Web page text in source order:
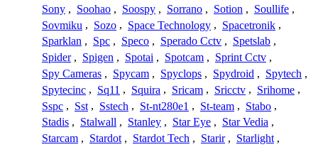
Sony , Soohao , Soospy , Sorrano , Sotion , Soullife ,
Sovmiku , Sozo , Space Technology , Spacetronik ,
Sparklan , Spc , Speco , Sperado Cctv , Spetslab ,
Spider , Spigen , Spotai , Spotcam , Sprint Cctv ,
Spy Cameras , Spycam , Spyclops , Spydroid , Spytech ,
Spytecinc , Sq11 , Squira , Sricam , Sricctv , Srihome ,
Sspc , Sst , Sstech , St-nt280e1 , St-team , Stabo ,
Stadis , Stalwall , Stanley , Star Eye , Star Vedia ,
Starcam , Stardot , Stardot Tech , Starir , Starlight ,